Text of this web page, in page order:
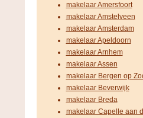
makelaar Amersfoort
makelaar Amstelveen
makelaar Amsterdam
makelaar Apeldoorn
makelaar Arnhem
makelaar Assen
makelaar Bergen op
makelaar Beverwijk
makelaar Breda
makelaar Capelle aan